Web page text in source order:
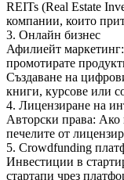
REITs (Real Estate
компании, които
3. Онлайн бизнес
Афилиейт
промотирате
Създаване на
книги, курсове или
4. Лицензиране на
Авторски права:
печелите от
5. Crowdfunding
Инвестиции в
стартапи чрез